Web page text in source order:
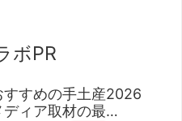
ボPR
すすめの手土産2026
ディア取材の最…